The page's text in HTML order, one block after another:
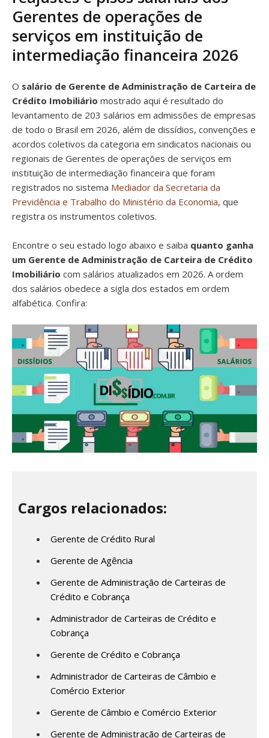
Gerentes de operações de
serviços em instituição de
intermediação financeira 2026
O salário de Gerente de Administração de Carteira de
Crédito Imobiliário mostrado aqui é resultado do
levantamento de 203 salários em admissões de empresas
de todo o Brasil em 2026, além de dissídios, convenções e
acordos coletivos da categoria em sindicatos nacionais ou
regionais de Gerentes de operações de serviços em
instituição de intermediação financeira que foram
registrados no sistema Mediador da Secretaria da
Previdência e Trabalho do Ministério da Economia, que
registra os instrumentos coletivos.
Encontre o seu estado logo abaixo e saiba quanto ganha
um Gerente de Administração de Carteira de Crédito
Imobiliário com salários atualizados em 2026. A ordem
dos salários obedece a sigla dos estados em ordem
alfabética. Confira:
Cargos relacionados:
Gerente de Crédito Rural
Gerente de Agência
Gerente de Administração de Carteiras de
Crédito e Cobrança
Administrador de Carteiras de Crédito e
Cobrança
Gerente de Crédito e Cobrança
Administrador de Carteiras de Câmbio e
Comércio Exterior
Gerente de Câmbio e Comércio Exterior
Gerente de Administração de Carteiras de